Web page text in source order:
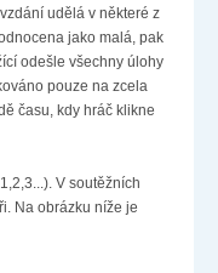
udělá v některé z
jako malá, pak
odešle všechny úlohy
pouze na zcela
času, kdy hráč klikne
V soutěžních
Na obrázku níže je